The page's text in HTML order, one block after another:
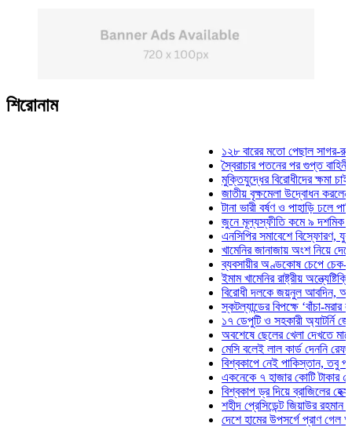
শিরোনাম
১২৮ বারের মতো পেছাল সাগর-রুনি
স্বৈরাচার পতনের পর গুপ্ত বাহিনীর
মুক্তিযুদ্ধের বিরোধীদের ক্ষমা চাইতে
জাতীয় বৃক্ষমেলা উদ্বোধন করলেন
টানা ভারী বর্ষণ ও পাহাড়ি ঢলে পানিবন্দি
জুনে মূল্যস্ফীতি কমে ৯ দশমিক ১৬
এনসিপির সমাবেশে বিস্ফোরণ, যুবলীগের
খামেনির জানাজায় অংশ নিয়ে দেশে
ব্যবসায়ীর অণ্ডকোষ চেপে চেক-
ইমাম খামেনির রাষ্ট্রীয় অন্ত্যেষ্টিক্রিয়ায়
বিরোধী দলকে জয়নুল আবদিন, আপনারা
স্কটল্যান্ডের বিপক্ষে ‘বাঁচা-মরার
১৭ ডেপুটি ও সহকারী অ্যাটর্নি
অবশেষে ছেলের খেলা দেখতে মাঠে
মেসি বলেই লাল কার্ড দেননি রেফারি!
বিশ্বকাপে নেই পাকিস্তান, তবু প্রতিটি
একনেকে ৭ হাজার কোটি টাকার ৫
বিশ্বকাপ ড্র দিয়ে ব্রাজিলের হেক্সা মিশন
শহীদ প্রেসিডেন্ট জিয়াউর রহমান
দেশে হামের উপসর্গে প্রাণ গেল আরও ৮